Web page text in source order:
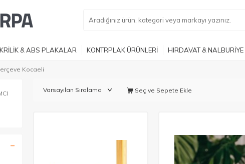
& ABS PLAKALAR KONTRPLAK ÜRÜNLERİ HIRDAVAT & NALBURİYE
Kocaeli​
Seç ve Sepete Ekle